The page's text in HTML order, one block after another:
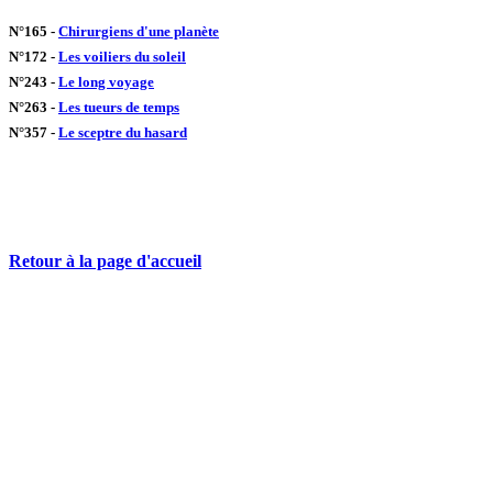
N°165 - Chirurgiens d'une planète
N°172 - Les voiliers du soleil
N°243 - Le long voyage
N°263 - Les tueurs de temps
N°357 - Le sceptre du hasard
Retour à la page d'accueil